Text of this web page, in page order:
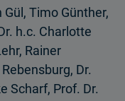
Timo Günther,
h.c. Charlotte
Rainer
Dr.
Scharf, Prof. Dr.